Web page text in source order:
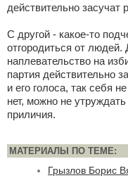
действительно засучат
С другой - какое-то
отгородиться от людей.
наплевательство на
партия действительно
и его голоса, так себя
нет, можно не
приличия.
МАТЕРИАЛЫ ПО ТЕМЕ:
Грызлов Борис